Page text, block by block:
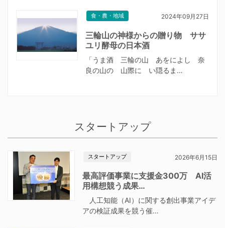
食・農・地域 2024年09月27日
三輪山の神様からの贈り物 ササ
ユリ酵母の日本酒
「うま酒 三輪の山 あをによし 奈
良の山の 山際に い隠るま…
スタートアップ
スタートアップ 2026年6月15日
最高評価事業に支援金300万 AI活
用構想競う成果…
人工知能（AI）に関する創出事業アイデ
アの検証成果を競う催…